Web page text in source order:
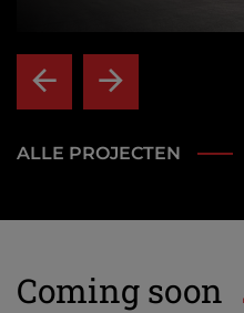
ALLE PROJECTEN
Coming soon